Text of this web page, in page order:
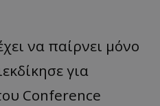
να παίρνει μόνο
για
Conference